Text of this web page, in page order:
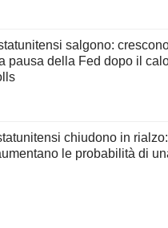
salgono:
pausa della Fed dopo il
chiudono in
le probabilità di